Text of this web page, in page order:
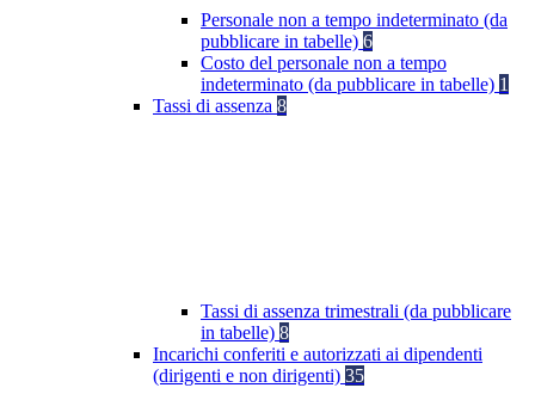
Personale non a tempo indeterminato (da
pubblicare in tabelle) 6
Costo del personale non a tempo
indeterminato (da pubblicare in tabelle) 1
Tassi di assenza 8
Tassi di assenza trimestrali (da pubblicare
in tabelle) 8
Incarichi conferiti e autorizzati ai dipendenti
(dirigenti e non dirigenti) 35